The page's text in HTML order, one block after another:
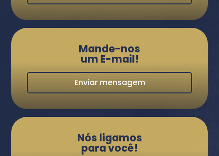
Mande-nos
um E-mail!
Enviar mensagem
Nós ligamos
para você!